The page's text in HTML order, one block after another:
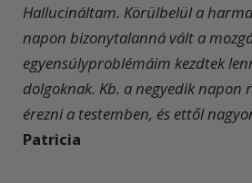
Hallucináltam. Körülbelül a
napon bizonytalanná vált a
egyensúlyproblémáim kezdtek
dolgoknak. Kb. a negyedik napon
érezni a testemben, és ettől
Patricia